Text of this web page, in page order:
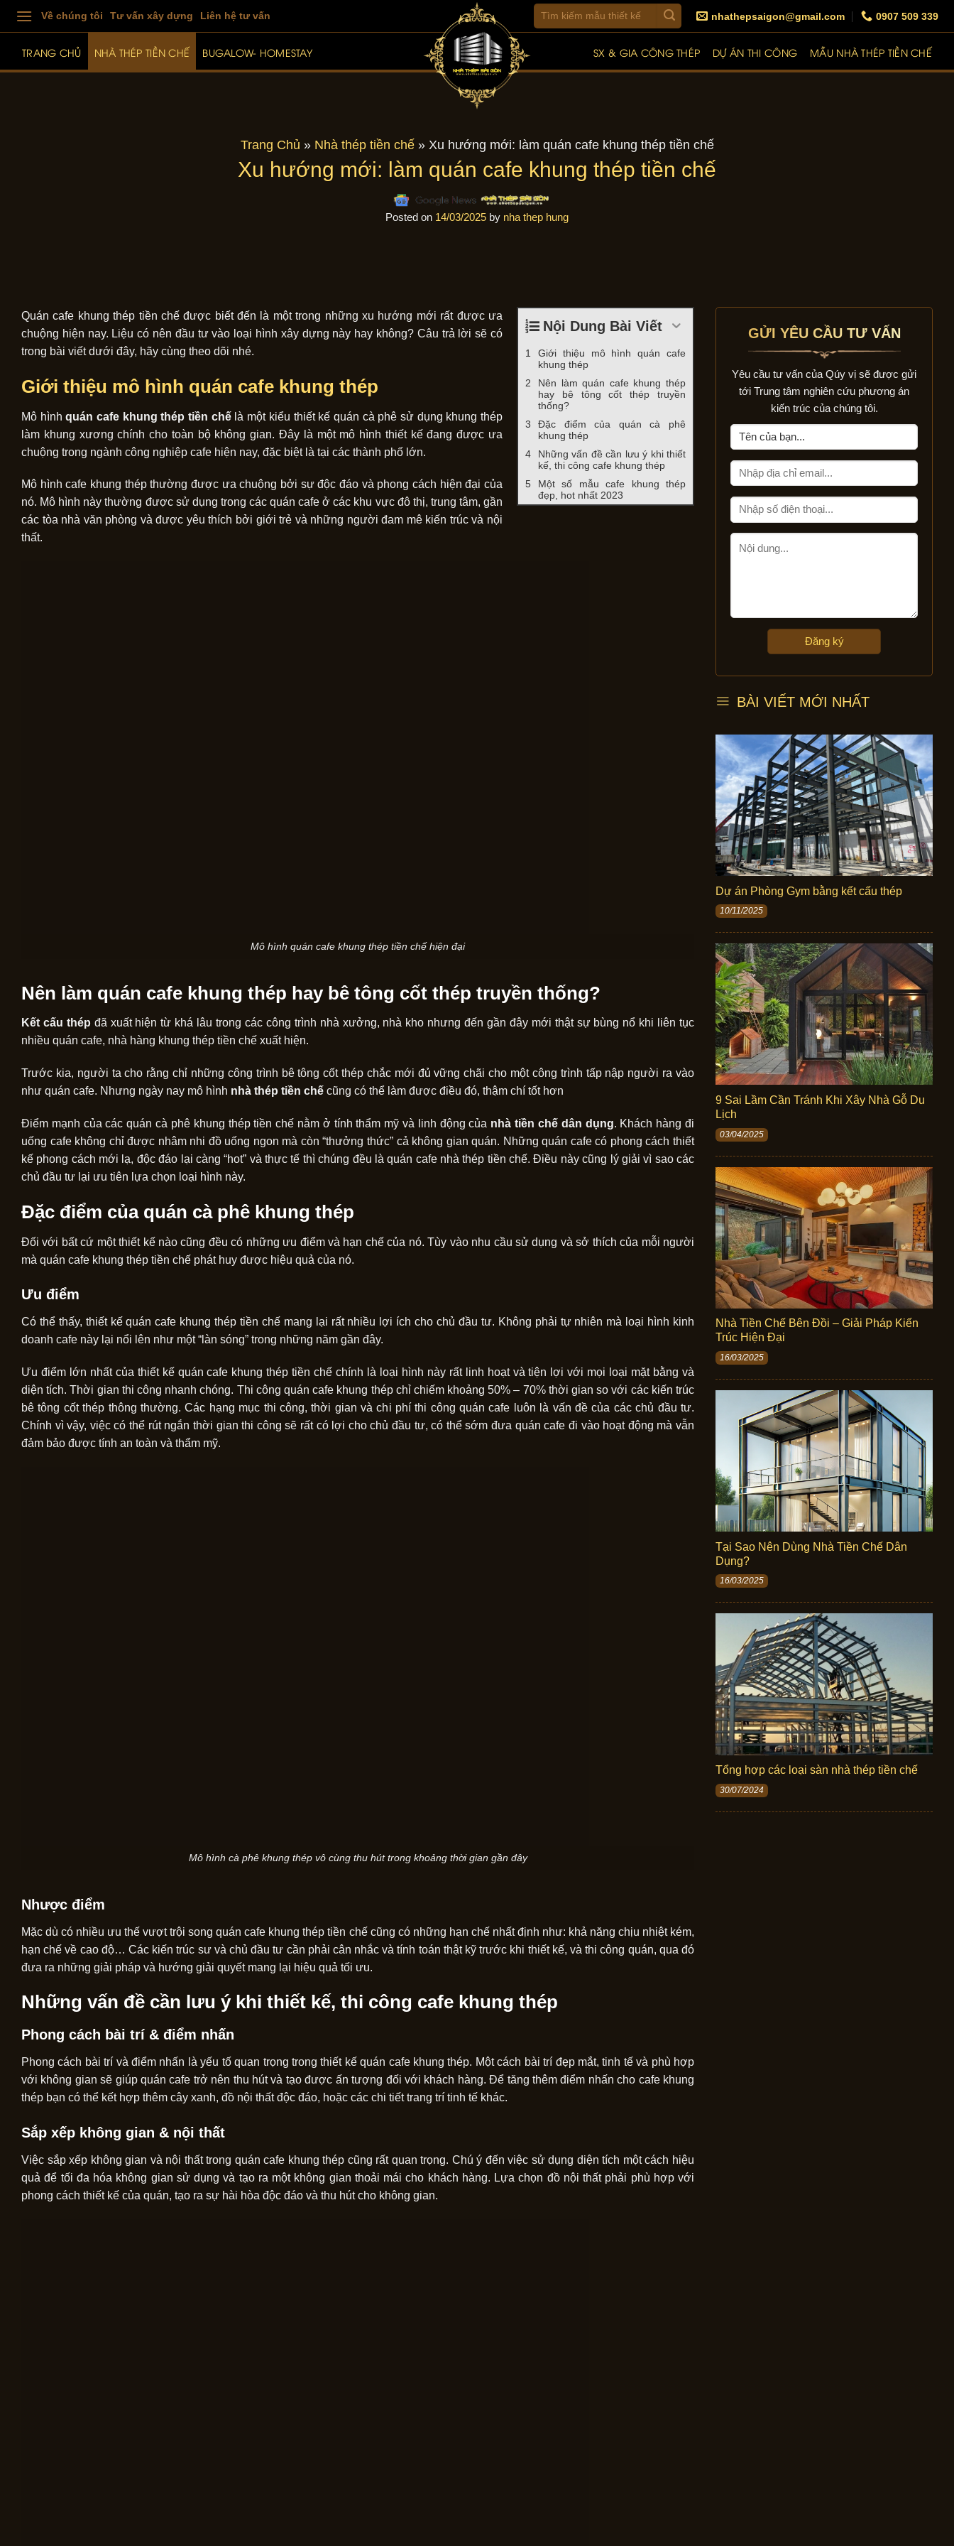
Skip
Về chúng tôi Tư vấn xây dựng Liên hệ tư vấn nhathepsaigon@gmail.com 0907 509 339
TRANG CHỦ NHÀ THÉP TIỀN CHẾ BUGALOW- HOMESTAY SX & GIA CÔNG THÉP DỰ ÁN THI CÔNG MẪU NHÀ THÉP TIỀN CHẾ
Trang Chủ » Nhà thép tiền chế» Xu hướng mới: làm quán cafe khung thép tiền chế
Xu hướng mới: làm quán cafe khung thép tiền chế
Posted on 14/03/2025 by nha thep hung
Nội Dung Bài Viết
Giới thiệu mô hình quán cafe
khung thép
Nên làm quán cafe khung thép
hay bê tông cốt thép truyền
thống?
Đặc điểm của quán cà phê
khung thép
Những vấn đề cần lưu ý khi thiết
kế, thi công cafe khung thép
Một số mẫu cafe khung thép
đẹp, hot nhất 2023
Quán cafe khung thép tiền chế được biết đến là một trong những xu hướng mới rất được ưa
chuộng hiện nay. Liệu có nên đầu tư vào loại hình xây dựng này hay không? Câu trả lời sẽ có
trong bài viết dưới đây, hãy cùng theo dõi nhé.
Giới thiệu mô hình quán cafe khung thép
Mô hìnhquán cafe khung thép tiền chếlà một kiểu thiết kế quán cà phê sử dụng khung thép
làm khung xương chính cho toàn bộ không gian. Đây là một mô hình thiết kế đang được ưa
chuộng trong ngành công nghiệp cafe hiện nay, đặc biệt là tại các thành phố lớn.
Mô hình cafe khung thép thường được ưa chuộng bởi sự độc đáo và phong cách hiện đại của
nó. Mô hình này thường được sử dụng trong các quán cafe ở các khu vực đô thị, trung tâm, gần
các tòa nhà văn phòng và được yêu thích bởi giới trẻ và những người đam mê kiến trúc và nội
thất.
Mô hình quán cafe khung thép tiền chế hiện đại
Nên làm quán cafe khung thép hay bê tông cốt thép truyền thống?
Kết cấu thép đã xuất hiện từ khá lâu trong các công trình nhà xưởng, nhà kho nhưng đến gần đây mới thật sự bùng nổ khi liên tục
nhiều quán cafe, nhà hàng khung thép tiền chế xuất hiện.
Trước kia, người ta cho rằng chỉ những công trình bê tông cốt thép chắc mới đủ vững chãi cho một công trình tấp nập người ra vào
như quán cafe. Nhưng ngày nay mô hình nhà thép tiền chế cũng có thể làm được điều đó, thậm chí tốt hơn
Điểm mạnh của các quán cà phê khung thép tiền chế nằm ở tính thẩm mỹ và linh động của n hà tiền chế dân dụng. Khách hàng đi
uống cafe không chỉ được nhâm nhi đồ uống ngon mà còn “thưởng thức” cả không gian quán. Những quán cafe có phong cách thiết
kế phong cách mới lạ, độc đáo lại càng “hot” và thực tế thì chúng đều là quán cafe nhà thép tiền chế. Điều này cũng lý giải vì sao các
chủ đầu tư lại ưu tiên lựa chọn loại hình này.
Đặc điểm của quán cà phê khung thép
Đối với bất cứ một thiết kế nào cũng đều có những ưu điểm và hạn chế của nó. Tùy vào nhu cầu sử dụng và sở thích của mỗi người
mà quán cafe khung thép tiền chế phát huy được hiệu quả của nó.
Ưu điểm
Có thể thấy, thiết kế quán cafe khung thép tiền chế mang lại rất nhiều lợi ích cho chủ đầu tư. Không phải tự nhiên mà loại hình kinh
doanh cafe này lại nổi lên như một “làn sóng” trong những năm gần đây.
Ưu điểm lớn nhất của thiết kế quán cafe khung thép tiền chế chính là loại hình này rất linh hoạt và tiện lợi với mọi loại mặt bằng và
diện tích. Thời gian thi công nhanh chóng. Thi công quán cafe khung thép chỉ chiếm khoảng 50% – 70% thời gian so với các kiến trúc
bê tông cốt thép thông thường. Các hạng mục thi công, thời gian và chi phí thi công quán cafe luôn là vấn đề của các chủ đầu tư.
Chính vì vậy, việc có thể rút ngắn thời gian thi công sẽ rất có lợi cho chủ đầu tư, có thể sớm đưa quán cafe đi vào hoạt động mà vẫn
đảm bảo được tính an toàn và thẩm mỹ.
Mô hình cà phê khung thép vô cùng thu hút trong khoảng thời gian gần đây
Nhược điểm
Mặc dù có nhiều ưu thế vượt trội song quán cafe khung thép tiền chế cũng có những hạn chế nhất định như: khả năng chịu nhiệt kém,
hạn chế về cao độ… Các kiến trúc sư và chủ đầu tư cần phải cân nhắc và tính toán thật kỹ trước khi thiết kế, và thi công quán, qua đó
đưa ra những giải pháp và hướng giải quyết mang lại hiệu quả tối ưu.
Những vấn đề cần lưu ý khi thiết kế, thi công cafe khung thép
Phong cách bài trí & điểm nhấn
Phong cách bài trí và điểm nhấn là yếu tố quan trọng trong thiết kế quán cafe khung thép. Một cách bài trí đẹp mắt, tinh tế và phù hợp
với không gian sẽ giúp quán cafe trở nên thu hút và tạo được ấn tượng đối với khách hàng. Để tăng thêm điểm nhấn cho cafe khung
thép bạn có thể kết hợp thêm cây xanh, đồ nội thất độc đáo, hoặc các chi tiết trang trí tinh tế khác.
Sắp xếp không gian & nội thất
Việc sắp xếp không gian và nội thất trong quán cafe khung thép cũng rất quan trọng. Chú ý đến việc sử dụng diện tích một cách hiệu
quả để tối đa hóa không gian sử dụng và tạo ra một không gian thoải mái cho khách hàng. Lựa chọn đồ nội thất phải phù hợp với
phong cách thiết kế của quán, tạo ra sự hài hòa độc đáo và thu hút cho không gian.
GỬI YÊU CẦU TƯ VẤN
Yêu cầu tư vấn của Qúy vị sẽ được gửi
tới Trung tâm nghiên cứu phương án
kiến trúc của chúng tôi.
BÀI VIẾT MỚI NHẤT
Dự án Phòng Gym bằng kết cấu thép
10/11/2025
9 Sai Lầm Cần Tránh Khi Xây Nhà Gỗ Du
Lịch
03/04/2025
Nhà Tiền Chế Bên Đồi – Giải Pháp Kiến
Trúc Hiện Đại
16/03/2025
Tại Sao Nên Dùng Nhà Tiền Chế Dân
Dụng?
16/03/2025
Tổng hợp các loại sàn nhà thép tiền chế
30/07/2024